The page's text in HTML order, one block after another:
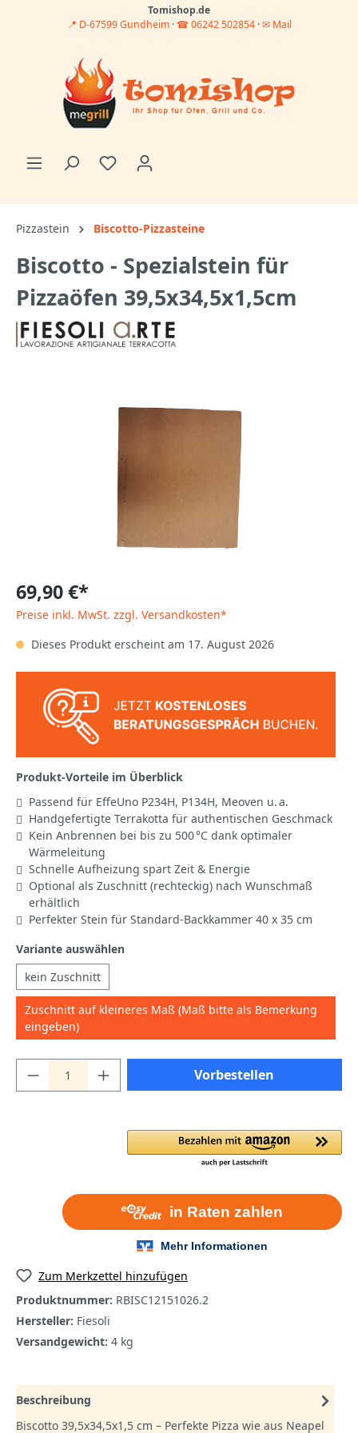
Tomishop.de
📍 D-67599 Gundheim · ☎ 06242 502854·✉ Mail
Pizzastein Biscotto-Pizzasteine
Biscotto - Spezialstein für
Pizzaöfen 39,5x34,5x1,5cm
69,90 €*
Preise inkl. MwSt. zzgl. Versandkosten*
Dieses Produkt erscheint am 17. August 2026
Produkt-Vorteile im Überblick
Passend für EffeUno P234H, P134H, Meoven u. a.
Handgefertigte Terrakotta für authentischen Geschmack
Kein Anbrennen bei bis zu 500 °C dank optimaler
Wärmeleitung
Schnelle Aufheizung spart Zeit & Energie
Optional als Zuschnitt (rechteckig) nach Wunschmaß
erhältlich
Perfekter Stein für Standard-Backkammer 40 x 35 cm
Variante auswählen
kein Zuschnitt
Zuschnitt auf kleineres Maß (Maß bitte als Bemerkung
eingeben)
Vorbestellen
Zum Merkzettel hinzufügen
Produktnummer: RBISC12151026.2
Hersteller: Fiesoli
Versandgewicht: 4 kg
Beschreibung
Biscotto 39,5x34,5x1,5 cm – Perfekte Pizza wie aus Neapel